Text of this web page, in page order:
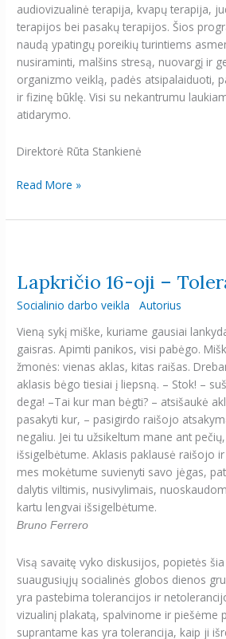
audiovizualinė terapija, kvapų terapija,
terapijos bei pasakų terapijos. Šios
naudą ypatingų poreikių turintiems
nusiraminti, malšins stresą, nuovargį ir
organizmo veiklą, padės atsipalaiduoti,
ir fizinę būklę. Visi su nekantrumu
atidarymo.
Direktorė Rūta Stankienė
Read More »
Lapkričio 16-oji –
Socialinio darbo veikla Autorius
Vieną sykį miške, kuriame gausiai
gaisras. Apimti panikos, visi pabėgo.
žmonės: vienas aklas, kitas raišas.
aklasis bėgo tiesiai į liepsną. – Stok! –
dega! –Tai kur man bėgti? – atsišaukė
pasakyti kur, – pasigirdo raišojo
negaliu. Jei tu užsikeltum mane ant
išsigelbėtume. Aklasis paklausė raišojo
mes mokėtume suvienyti savo jėgas,
dalytis viltimis, nusivylimais,
kartu lengvai išsigelbėtume.
Bruno Ferrero
Visą savaitę vyko diskusijos, popietės
suaugusiųjų socialinės globos dienos
yra pastebima tolerancijos ir
vizualinį plakatą, spalvinome ir piešėme
suprantame kas yra tolerancija, kaip ji
oji
Tolerancijos
diena